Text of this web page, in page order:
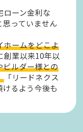
ローン金利な
っていません
ホームをどこよ
創業以来10年以
ビルダー様との
「リードネクス
けるよう今後も